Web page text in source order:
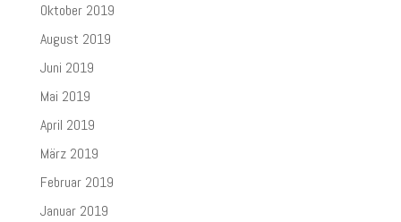
Oktober 2019
August 2019
Juni 2019
Mai 2019
April 2019
März 2019
Februar 2019
Januar 2019